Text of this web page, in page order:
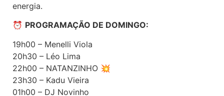
energia.
⏰ PROGRAMAÇÃO DE DOMINGO:
19h00 – Menelli Viola
20h30 – Léo Lima
22h00 – NATANZINHO 💥
23h30 – Kadu Vieira
01h00 – DJ Novinho